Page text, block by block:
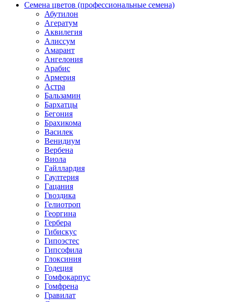
Семена цветов (профессиональные семена)
Абутилон
Агератум
Аквилегия
Алиссум
Амарант
Ангелония
Арабис
Армерия
Астра
Бальзамин
Бархатцы
Бегония
Брахикома
Василек
Венидиум
Вербена
Виола
Гайллардия
Гаултерия
Гацания
Гвоздика
Гелиотроп
Георгина
Гербера
Гибискус
Гипоэстес
Гипсофила
Глоксиния
Годеция
Гомфокарпус
Гомфрена
Гравилат